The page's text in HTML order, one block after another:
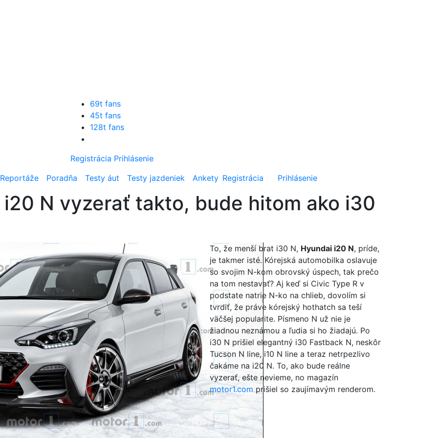
69t fans
45t fans
128t fans
Registrácia Prihlásenie
Reportáže
Poradňa Testy áut Testy jazdeniek Ankety Registrácia Prihlásenie
N vyzerať takto, bude hitom ako i30
To, že menší brat i30 N, Hyundai i20 N, príde,
je takmer isté. Kórejská automobilka oslavuje
so svojim N-kom obrovský úspech, tak prečo
na tom nestavať? Aj keď si Civic Type R v
podstate natrie N-ko na chlieb, dovolím si
tvrdiť, že práve kórejský hothatch sa teší
väčšej popularite. Písmeno N už nie je
žiadnou neznámou a ľudia si ho žiadajú. Po
i30 N prišiel elegantný i30 Fastback N, neskôr
Tucson N line, i10 N line a teraz netrpezlivo
čakáme na i20 N. To, ako bude reálne
vyzerať, ešte nevieme, no magazín
motor1.comprišiel so zaujímavým renderom.